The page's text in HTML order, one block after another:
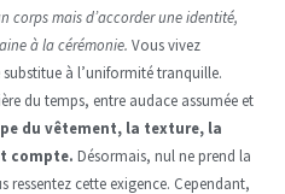
corps mais d’accorder une identité,
à la cérémonie. Vous vivez
à l’uniformité tranquille.
du temps, entre audace assumée et
du vêtement, la texture, la
compte. Désormais, nul ne prend la
cette exigence. Cependant,